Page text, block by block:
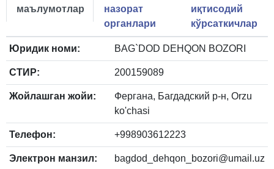
маълумотлар
назорат
органлари
иқтисодий
кўрсаткичлар
Юридик номи: BAG`DOD DEHQON BOZORI
СТИР: 200159089
Жойлашган жойи:
Фергана, Багдадский р-н, Orzu
ko'chasi
Телефон: +998903612223
Электрон манзил: bagdod_dehqon_bozori@umail.uz